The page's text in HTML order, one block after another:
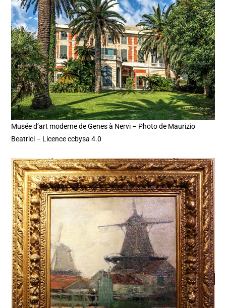
Musée d’art moderne de Genes à Nervi – Photo de Maurizio
Beatrici – Licence ccbysa 4.0